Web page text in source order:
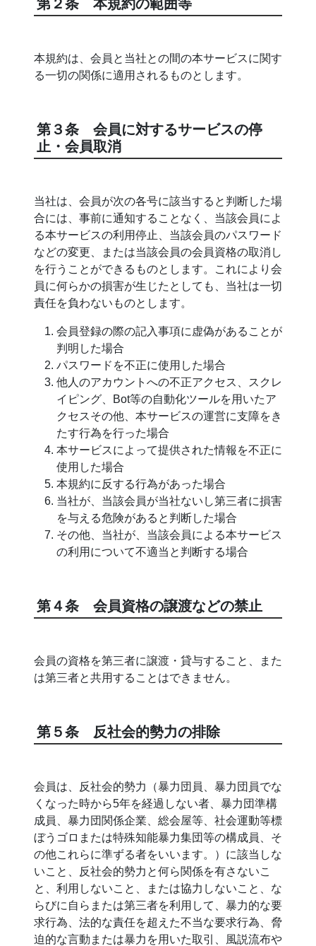
第２条 本規約の範囲等
本規約は、会員と当社との間の本サービスに関す
る一切の関係に適用されるものとします。
第３条 会員に対するサービスの停
止・会員取消
当社は、会員が次の各号に該当すると判断した場
合には、事前に通知することなく、当該会員によ
る本サービスの利用停止、当該会員のパスワード
などの変更、または当該会員の会員資格の取消し
を行うことができるものとします。これにより会
員に何らかの損害が生じたとしても、当社は一切
責任を負わないものとします。
会員登録の際の記入事項に虚偽があることが
判明した場合
パスワードを不正に使用した場合
他人のアカウントへの不正アクセス、スクレ
イピング、Bot等の自動化ツールを用いたア
クセスその他、本サービスの運営に支障をき
たす行為を行った場合
本サービスによって提供された情報を不正に
使用した場合
本規約に反する行為があった場合
当社が、当該会員が当社ないし第三者に損害
を与える危険があると判断した場合
その他、当社が、当該会員による本サービス
の利用について不適当と判断する場合
第４条 会員資格の譲渡などの禁止
会員の資格を第三者に譲渡・貸与すること、また
は第三者と共用することはできません。
第５条 反社会的勢力の排除
会員は、反社会的勢力（暴力団員、暴力団員でな
くなった時から5年を経過しない者、暴力団準構
成員、暴力団関係企業、総会屋等、社会運動等標
ぼうゴロまたは特殊知能暴力集団等の構成員、そ
の他これらに準ずる者をいいます。）に該当しな
いこと、反社会的勢力と何ら関係を有さないこ
と、利用しないこと、または協力しないこと、な
らびに自らまたは第三者を利用して、暴力的な要
求行為、法的な責任を超えた不当な要求行為、脅
迫的な言動または暴力を用いた取引、風説流布や